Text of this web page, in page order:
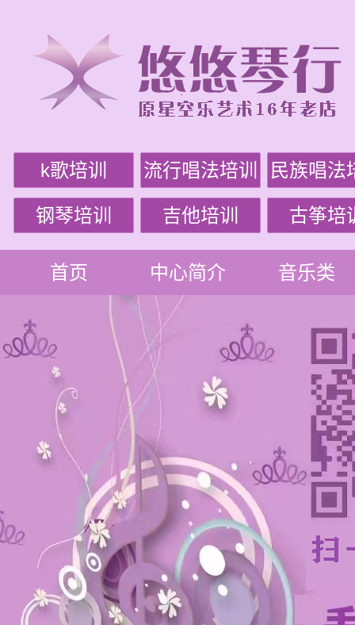
k歌培训 流行唱法培训 民族唱法
钢琴培训 吉他培训 古筝培
首页 中心简介 音乐类